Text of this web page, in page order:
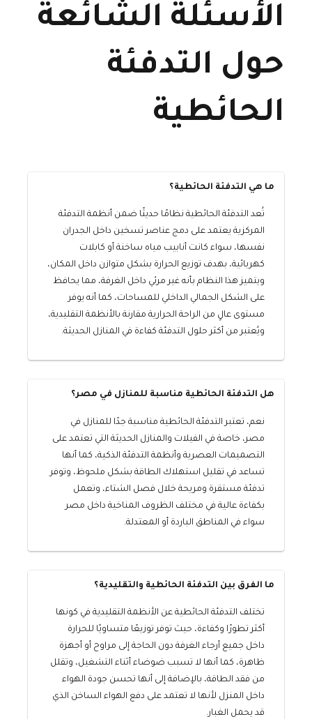
الأسئلة الشائعة
حول التدفئة
الحائطية
ما هي التدفئة الحائطية؟
تُعد التدفئة الحائطية نظامًا حديثًا ضمن أنظمة التدفئة
المركزية يعتمد على دمج عناصر تسخين داخل الجدران
نفسها، سواء كانت أنابيب مياه ساخنة أو كابلات
كهربائية، بهدف توزيع الحرارة بشكل متوازن داخل المكان،
ويتميز هذا النظام بأنه غير مرئي داخل الغرفة، مما يحافظ
على الشكل الجمالي الداخلي للمساحات، كما أنه يوفر
مستوى عالٍ من الراحة الحرارية مقارنة بالأنظمة التقليدية،
ويُعتبر من أكثر حلول التدفئة كفاءة في المنازل الحديثة.
هل التدفئة الحائطية مناسبة للمنازل في مصر؟
نعم، تعتبر التدفئة الحائطية مناسبة جدًا للمنازل في
مصر، خاصة في الفيلات والمنازل الحديثة التي تعتمد على
التصميمات العصرية وأنظمة التدفئة الذكية، كما أنها
تساعد في تقليل استهلاك الطاقة بشكل ملحوظ، وتوفر
تدفئة مستقرة ومريحة خلال فصل الشتاء، وتعمل
بكفاءة عالية في مختلف الظروف المناخية داخل مصر
سواء في المناطق الباردة أو المعتدلة.
ما الفرق بين التدفئة الحائطية والتقليدية؟
تختلف التدفئة الحائطية عن الأنظمة التقليدية في كونها
أكثر تطورًا وكفاءة، حيث توفر توزيعًا متساويًا للحرارة
داخل جميع أرجاء الغرفة دون الحاجة إلى مراوح أو أجهزة
ظاهرة، كما أنها لا تسبب ضوضاء أثناء التشغيل، وتقلل
من فقد الطاقة، بالإضافة إلى أنها تحسن جودة الهواء
داخل المنزل لأنها لا تعتمد على دفع الهواء الساخن الذي
قد يحمل الغبار.